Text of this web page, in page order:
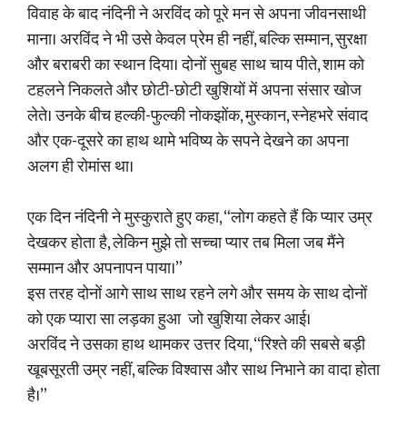
विवाह के बाद नंदिनी ने अरविंद को पूरे मन से अपना जीवनसाथी
माना। अरविंद ने भी उसे केवल प्रेम ही नहीं, बल्कि सम्मान, सुरक्षा
और बराबरी का स्थान दिया। दोनों सुबह साथ चाय पीते, शाम को
टहलने निकलते और छोटी-छोटी खुशियों में अपना संसार खोज
लेते। उनके बीच हल्की-फुल्की नोकझोंक, मुस्कान, स्नेहभरे संवाद
और एक-दूसरे का हाथ थामे भविष्य के सपने देखने का अपना
अलग ही रोमांस था।
एक दिन नंदिनी ने मुस्कुराते हुए कहा, “लोग कहते हैं कि प्यार उम्र
देखकर होता है, लेकिन मुझे तो सच्चा प्यार तब मिला जब मैंने
सम्मान और अपनापन पाया।”
इस तरह दोनों आगे साथ साथ रहने लगे और समय के साथ दोनों
को एक प्यारा सा लड़का हुआ जो खुशिया लेकर आई।
अरविंद ने उसका हाथ थामकर उत्तर दिया, “रिश्ते की सबसे बड़ी
खूबसूरती उम्र नहीं, बल्कि विश्वास और साथ निभाने का वादा होता
है।”